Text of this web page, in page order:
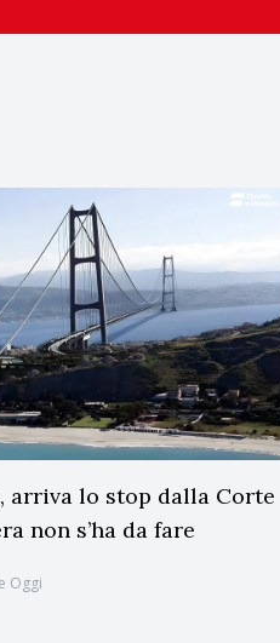
arriva lo stop dalla Corte
non s’ha da fare
Oggi